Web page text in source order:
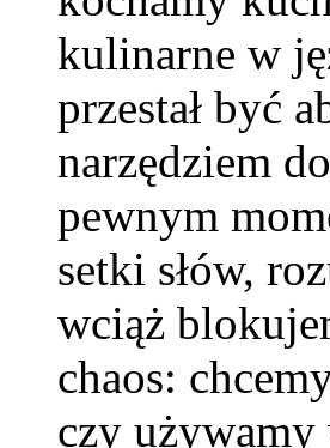
kulinarne w
przestał być
narzędziem
pewnym
setki słów,
wciąż
chaos:
czy używamy